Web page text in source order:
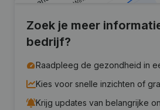
Zoek je meer
bedrijf?
Raadpleeg de gezondheid in
Kies voor snelle inzichten of
Krijg updates van belangrijke